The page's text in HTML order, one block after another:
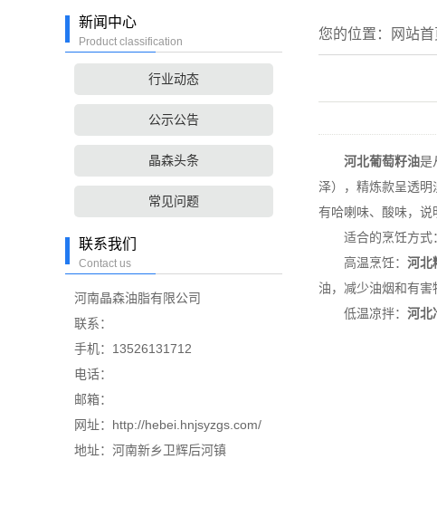
新闻中心
Product classification
行业动态
公示公告
晶森头条
常见问题
联系我们
Contact us
河南晶森油脂有限公司
联系：
手机：13526131712
电话：
邮箱：
网址：http://hebei.hnjsyzgs.com/
地址：河南新乡卫辉后河镇
您的位置： 网站首
河北葡萄籽油是
泽），精炼款呈透
有哈喇味、酸味，说
适合的烹饪方式：
高温烹饪： 河北
油，减少油烟和有害
低温凉拌： 河北